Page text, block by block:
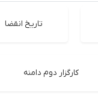
تاریخ انقضا
کارگزار دوم دامنه